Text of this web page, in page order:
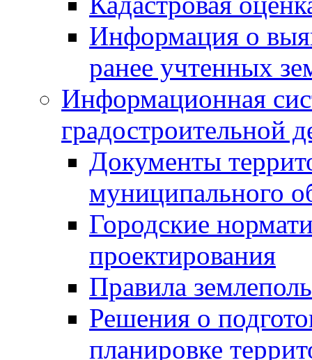
Информация о
ранее учтенных
Информационная
градостроительной
Документы
муниципального
Городские
проектирования
Правила
Решения о
планировке